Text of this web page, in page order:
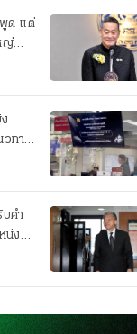
พูด แต่
ญ่
ทาง
บคำ
น่ง